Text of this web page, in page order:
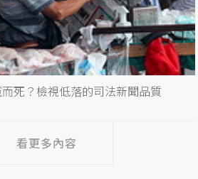
死？檢視低落的司法新聞品質
看更多內容